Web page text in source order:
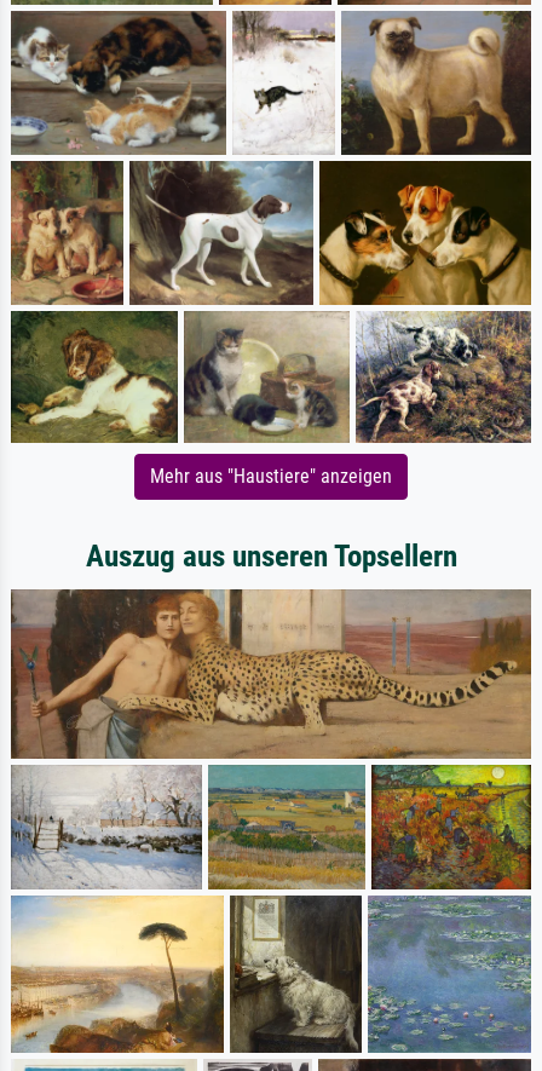
Mehr aus "Haustiere" anzeigen
Auszug aus unseren Topsellern